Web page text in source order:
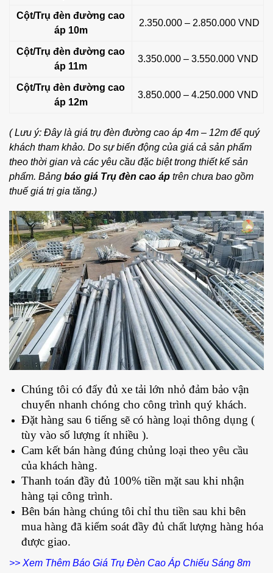
Cột/Trụ đèn đường cao
áp 10m
2.350.000 – 2.850.000 VND
Cột/Trụ đèn đường cao
áp 11m
3.350.000 – 3.550.000 VND
Cột/Trụ đèn đường cao
áp 12m
3.850.000 – 4.250.000 VND
( Lưu ý: Đây là giá trụ đèn đường cao áp 4m – 12m để quý
khách tham khảo. Do sự biến động của giá cả sản phẩm
theo thời gian và các yêu cầu đặc biệt trong thiết kế sản
phẩm. Bảng báo giá Trụ đèn cao áp trên chưa bao gồm
thuế giá trị gia tăng.)
Chúng tôi có đẩy đủ xe tải lớn nhỏ đảm bảo vận
chuyển nhanh chóng cho công trình quý khách.
Đặt hàng sau 6 tiếng sẽ có hàng loại thông dụng (
tùy vào số lượng ít nhiều ).
Cam kết bán hàng đúng chủng loại theo yêu cầu
của khách hàng.
Thanh toán đầy đủ 100% tiền mặt sau khi nhận
hàng tại công trình.
Bên bán hàng chúng tôi chỉ thu tiền sau khi bên
mua hàng đã kiểm soát đầy đủ chất lượng hàng hóa
được giao.
>> Xem Thêm Báo Giá Trụ Đèn Cao Áp Chiếu Sáng 8m